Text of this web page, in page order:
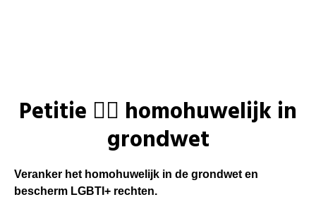
Zorg
Gelijke kansen
Welzijn
Consumentenbescherming
Onze mensen
Standpunten
Vacatures
Doe mee
Doe mee
Word lid
Mis niets
Shop
Login
Login
Petitie 🏳️‍🌈 homohuwelijk in
grondwet
Veranker het homohuwelijk in de grondwet en
bescherm LGBTI+ rechten.